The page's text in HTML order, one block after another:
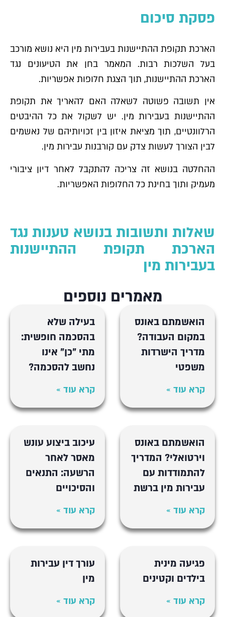
פסקת סיכום
הארכת תקופת ההתיישנות בעבירות מין היא נושא מורכב
בעל השלכות רבות. המאמר בחן את הטיעונים נגד
הארכת ההתיישנות, תוך הצגת חלופות אפשריות.
אין תשובה פשוטה לשאלה האם להאריך את תקופת
ההתיישנות בעבירות מין. יש לשקול את כל ההיבטים
הרלוונטיים, תוך מציאת איזון בין זכויותיהם של נאשמים
לבין הצורך לעשות צדק עם קורבנות עבירות מין.
ההחלטה בנושא זה צריכה להתקבל לאחר דיון ציבורי
מעמיק ותוך בחינת כל החלופות האפשריות.
שאלות ותשובות בנושא טענות נגד
הארכת תקופת ההתיישנות
בעבירות מין
מאמרים נוספים
הואשמתם באונס
במקום העבודה?
מדריך הישרדות
משפטי
קרא עוד »
בעילה שלא
בהסכמה חופשית:
מתי "כן" אינו
נחשב להסכמה?
קרא עוד »
הואשמתם באונס
וירטואלי? המדריך
להתמודדות עם
עבירות מין ברשת
קרא עוד »
עיכוב ביצוע עונש
מאסר לאחר
הרשעה: התנאים
והסיכויים
קרא עוד »
פגיעה מינית
בילדים וקטינים
קרא עוד »
עורך דין עבירות
מין
קרא עוד »